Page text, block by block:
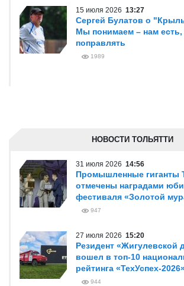
15 июля 2026 13:27
Сергей Булатов о
Мы понимаем – нам есть,
поправлять
1989
НОВОСТИ ТОЛЬЯТТИ
31 июля 2026 14:56
Промышленные гиганты
отмечены наградами
фестиваля «Золотой
947
27 июля 2026 15:20
Резидент «Жигулевской
вошел в топ-10
рейтинга «ТехУспех-
944